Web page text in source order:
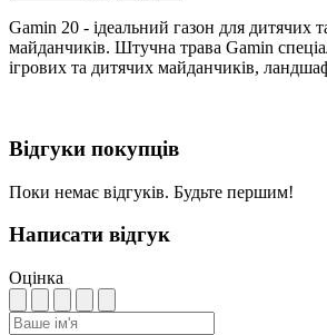
Gamin 20 - ідеальний газон для дитячих
майданчиків. Штучна трава Gamin
ігрових та дитячих майданчиків,
Відгуки покупців
Поки немає відгуків. Будьте першим!
Написати відгук
Оцінка